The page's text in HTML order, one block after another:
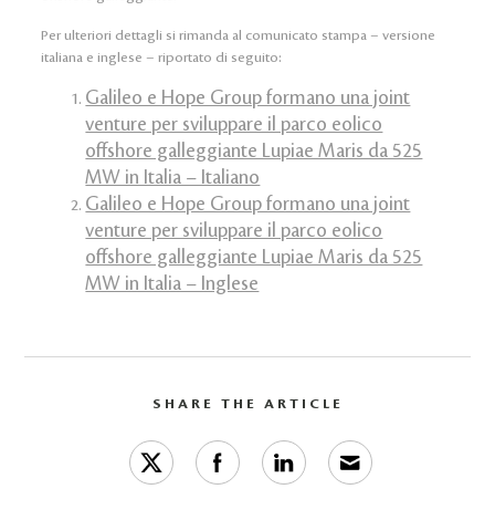
Per ulteriori dettagli si rimanda al comunicato stampa – versione
italiana e inglese – riportato di seguito:
Galileo e Hope Group formano una joint
venture per sviluppare il parco eolico
offshore galleggiante Lupiae Maris da 525
MW in Italia – Italiano
Galileo e Hope Group formano una joint
venture per sviluppare il parco eolico
offshore galleggiante Lupiae Maris da 525
MW in Italia – Inglese
SHARE THE ARTICLE